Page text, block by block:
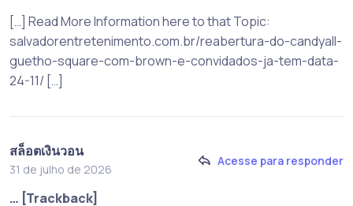
[…] Read More Information here to that Topic:
salvadorentretenimento.com.br/reabertura-do-candyall-
guetho-square-com-brown-e-convidados-ja-tem-data-
24-11/ […]
สล็อตเงินวอน
31 de julho de 2026
Acesse para responder
… [Trackback]